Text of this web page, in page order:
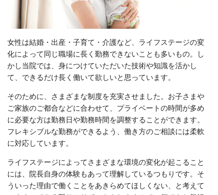
女性は結婚・出産・子育て・介護など、ライフステージの変
化によって同じ職場に長く勤務できないことも多いもの。し
かし当院では、身につけていただいた技術や知識を活かし
て、できるだけ長く働いて欲しいと思っています。
そのために、さまざまな制度を充実させました。お子さまや
ご家族のご都合などに合わせて、プライベートの時間が多め
に必要な方は勤務日や勤務時間を調整することができます。
フレキシブルな勤務ができるよう、働き方のご相談には柔軟
に対応しています。
ライフステージによってさまざまな環境の変化が起こること
には、院長自身の体験もあって理解しているつもりです。そ
ういった理由で働くことをあきらめてほしくない、と考えて